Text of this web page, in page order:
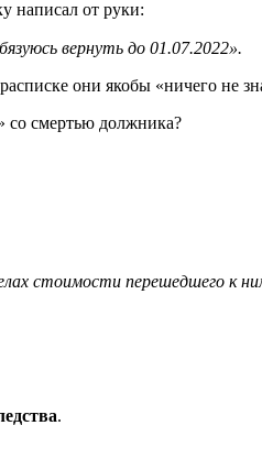
написал от руки:
вернуть до 01.07.2022».
они якобы «ничего не
со смертью должника?
стоимости перешедшего к
.